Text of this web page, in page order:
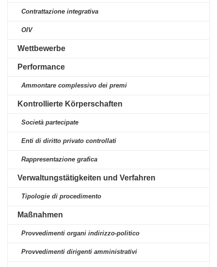
Contrattazione integrativa
OIV
Wettbewerbe
Performance
Ammontare complessivo dei premi
Kontrollierte Körperschaften
Società partecipate
Enti di diritto privato controllati
Rappresentazione grafica
Verwaltungstätigkeiten und Verfahren
Tipologie di procedimento
Maßnahmen
Provvedimenti organi indirizzo-politico
Provvedimenti dirigenti amministrativi